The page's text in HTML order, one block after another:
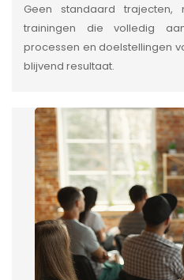
Geen standaard
trainingen die volledig
processen en doelstellingen
blijvend resultaat.